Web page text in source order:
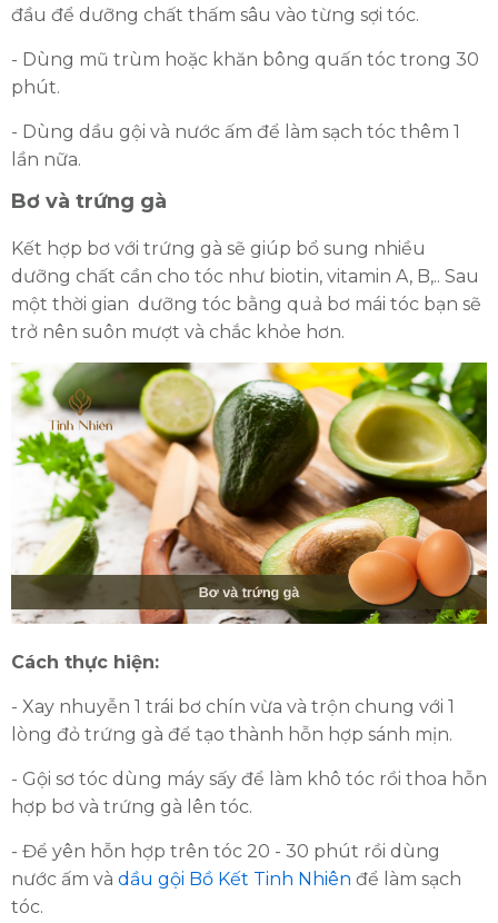
đầu để dưỡng chất thấm sâu vào từng sợi tóc.
- Dùng mũ trùm hoặc khăn bông quấn tóc trong 30
phút.
- Dùng dầu gội và nước ấm để làm sạch tóc thêm 1
lần nữa.
Bơ và trứng gà
Kết hợp bơ với trứng gà sẽ giúp bổ sung nhiều
dưỡng chất cần cho tóc như biotin, vitamin A, B,.. Sau
một thời gian dưỡng tóc bằng quả bơ mái tóc bạn sẽ
trở nên suôn mượt và chắc khỏe hơn.
Cách thực hiện:
- Xay nhuyễn 1 trái bơ chín vừa và trộn chung với 1
lòng đỏ trứng gà để tạo thành hỗn hợp sánh mịn.
- Gội sơ tóc dùng máy sấy để làm khô tóc rồi thoa hỗn
hợp bơ và trứng gà lên tóc.
- Để yên hỗn hợp trên tóc 20 - 30 phút rồi dùng
nước ấm và dầu gội Bồ Kết Tinh Nhiên để làm sạch
tóc.
HOÀN THÀNH
Đăng ký tư vấn trực tiếp 24/7:
0335587487